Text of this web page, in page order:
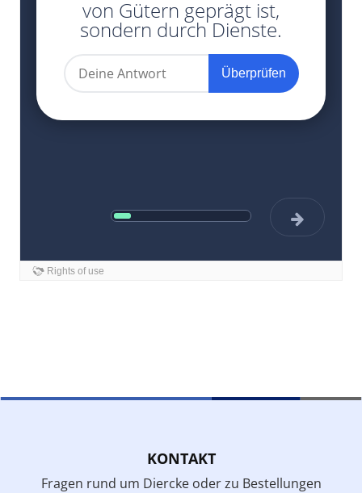
KONTAKT
Fragen rund um Diercke oder zu Bestellungen